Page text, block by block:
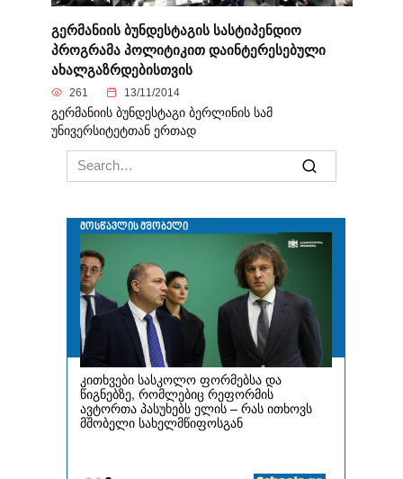
გერმანიის ბუნდესტაგის სასტიპენდიო
პროგრამა პოლიტიკით დაინტერესებული
ახალგაზრდებისთვის
261 13/11/2014
გერმანიის ბუნდესტაგი ბერლინის სამ
უნივერსიტეტთან ერთად
Search
for: